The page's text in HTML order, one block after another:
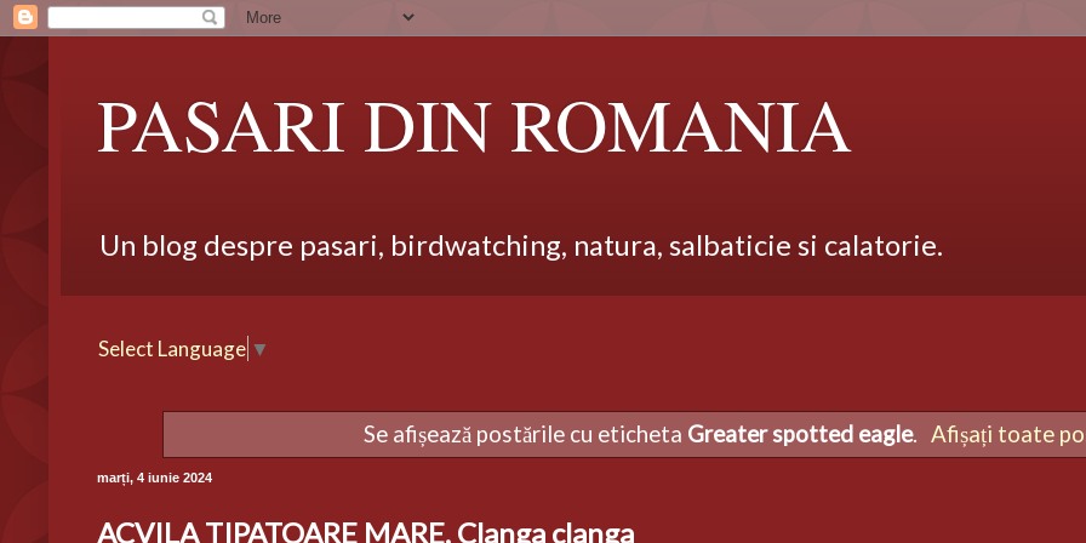
PASARI DIN ROMANIA
Un blog despre pasari, birdwatching, natura, salbaticie si calatorie.
Select Language ▼
Se afișează postările cu eticheta Greater spotted eagle. Afișați toate
marți, 4 iunie 2024
ACVILA TIPATOARE MARE, Clanga clanga